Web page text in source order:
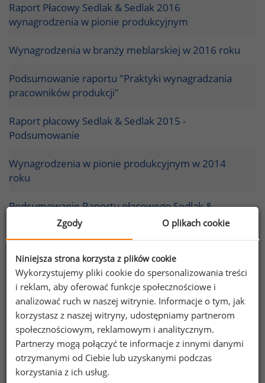
Raport Płacowy Sedlak & Sedlak 2016
wynagrodzenia w pionie produkcyjnym
Wynagrodzenia w branży meblarskiej w 2016 roku
Podsumowanie raportu "Praktyki wynagradzania
pracowników produkcji"
Raport płacowy Sedlak & Sedlak 2015 -
Podsumowanie
Wynagrodzenia w pionie produkcyjnym w 2014
roku
Podsumowanie Raportu płacowego Sedlak &
Sedlak 2013
Podsumowanie raportu płacowego Sedlak & Sedlak
2012
Wynagrodzenia w przemyśle spożywczym
Ile zarabiają pracownicy szeregowi w firmach
produkcyjnych?
Zgody O plikach cookie
Niniejsza strona korzysta z plików cookie
Wykorzystujemy pliki cookie do spersonalizowania treści
i reklam, aby oferować funkcje społecznościowe i
analizować ruch w naszej witrynie. Informacje o tym, jak
korzystasz z naszej witryny, udostępniamy partnerom
społecznościowym, reklamowym i analitycznym.
Partnerzy mogą połączyć te informacje z innymi danymi
otrzymanymi od Ciebie lub uzyskanymi podczas
korzystania z ich usług.